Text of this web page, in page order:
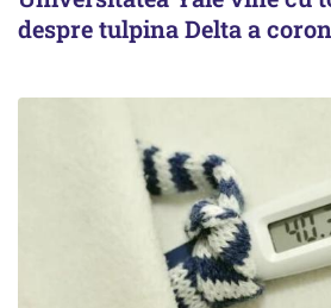
despre tulpina Delta a